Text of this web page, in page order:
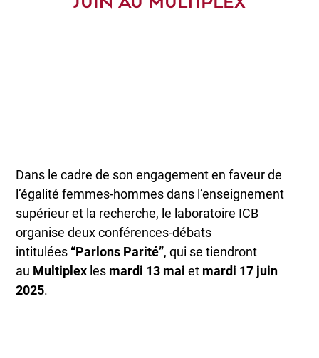
Dans le cadre de son engagement en faveur de
l’égalité femmes-hommes dans l’enseignement
supérieur et la recherche, le laboratoire ICB
organise deux conférences-débats
intitulées “Parlons Parité”, qui se tiendront
au Multiplex les mardi 13 mai et mardi 17 juin
2025.